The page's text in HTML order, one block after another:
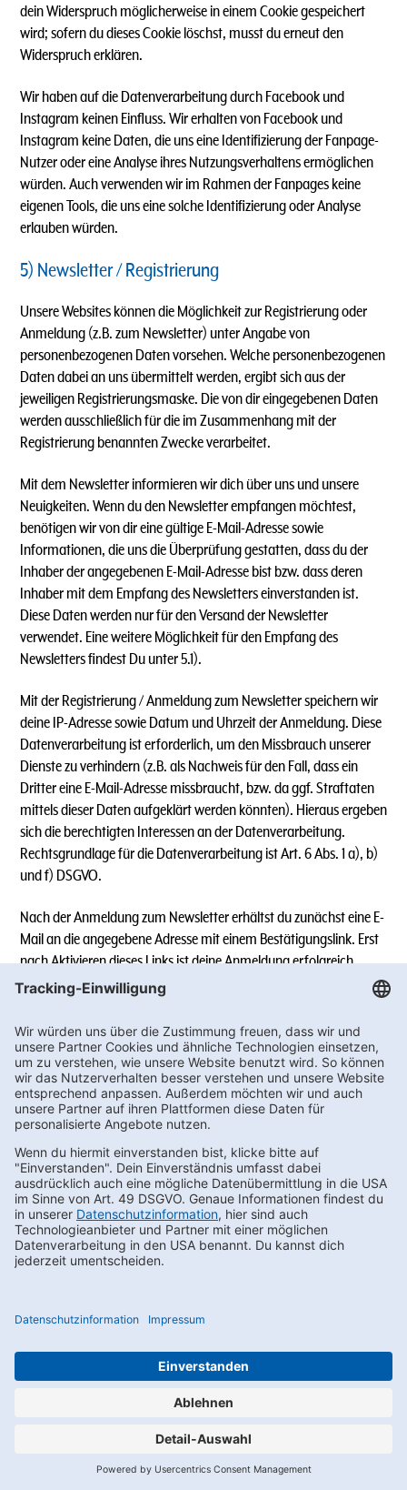
dein Widerspruch möglicherweise in einem Cookie gespeichert
wird; sofern du dieses Cookie löschst, musst du erneut den
Widerspruch erklären.
Wir haben auf die Datenverarbeitung durch Facebook und
Instagram keinen Einfluss. Wir erhalten von Facebook und
Instagram keine Daten, die uns eine Identifizierung der Fanpage-
Nutzer oder eine Analyse ihres Nutzungsverhaltens ermöglichen
würden. Auch verwenden wir im Rahmen der Fanpages keine
eigenen Tools, die uns eine solche Identifizierung oder Analyse
erlauben würden.
5) Newsletter / Registrierung
Unsere Websites können die Möglichkeit zur Registrierung oder
Anmeldung (z.B. zum Newsletter) unter Angabe von
personenbezogenen Daten vorsehen. Welche personenbezogenen
Daten dabei an uns übermittelt werden, ergibt sich aus der
jeweiligen Registrierungsmaske. Die von dir eingegebenen Daten
werden ausschließlich für die im Zusammenhang mit der
Registrierung benannten Zwecke verarbeitet.
Mit dem Newsletter informieren wir dich über uns und unsere
Neuigkeiten. Wenn du den Newsletter empfangen möchtest,
benötigen wir von dir eine gültige E-Mail-Adresse sowie
Informationen, die uns die Überprüfung gestatten, dass du der
Inhaber der angegebenen E-Mail-Adresse bist bzw. dass deren
Inhaber mit dem Empfang des Newsletters einverstanden ist.
Diese Daten werden nur für den Versand der Newsletter
verwendet. Eine weitere Möglichkeit für den Empfang des
Newsletters findest Du unter 5.1).
Mit der Registrierung / Anmeldung zum Newsletter speichern wir
deine IP-Adresse sowie Datum und Uhrzeit der Anmeldung. Diese
Datenverarbeitung ist erforderlich, um den Missbrauch unserer
Dienste zu verhindern (z.B. als Nachweis für den Fall, dass ein
Dritter eine E-Mail-Adresse missbraucht, bzw. da ggf. Straftaten
mittels dieser Daten aufgeklärt werden könnten). Hieraus ergeben
sich die berechtigten Interessen an der Datenverarbeitung.
Rechtsgrundlage für die Datenverarbeitung ist Art. 6 Abs. 1 a), b)
und f) DSGVO.
Nach der Anmeldung zum Newsletter erhältst du zunächst eine E-
Mail an die angegebene Adresse mit einem Bestätigungslink. Erst
nach Aktivieren dieses Links ist deine Anmeldung erfolgreich.
Sollte der Link in dem angegebenen Zeitraum nicht aktiviert
5.1.) Newsletter-Versand über WhatsApp
Du kannst den Newsletter auch über WhatsApp abonnieren,
indem Du den dafür vorgesehenen QR-Code scannst. Nach der
Anmeldung zum Newsletter erhältst du zunächst eine Nachricht
im Chat mit einem Bestätigungsfenster. Erst nach Aktivieren ist
deine Anmeldung erfolgreich. Sollte der Link in dem angegebenen
Zeitraum nicht aktiviert werden, werden die angegebenen Daten
wieder gelöscht.
im Rahmen eines Auftragsverarbeitungsvertrages.
Die Nutzung von WhatsApp unterliegt allein den von Dir mit
Nutzungsbedingungen von WhatsApp liegen uns durch Deine
Kontaktaufnahme Deine Telefonnummer und Dein Username